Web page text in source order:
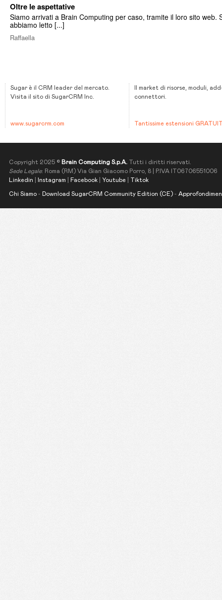
Oltre le aspettative
Siamo arrivati a Brain Computing per caso, tramite il loro sito web.
abbiamo letto [...]
Raffaella
Sugar è il CRM leader del mercato.
Visita il sito di SugarCRM Inc.
www.sugarcrm.com
Il market di risorse, moduli,
connettori.
Tantissime estensioni
Copyright 2025 © Brain Computing S.p.A. Tutti i diritti riservati.
Sede Legale: Roma (RM) Via Gian Giacomo Porro, 8 | P.IVA IT06706551006
Linkedin
Instagram Facebook Youtube Tiktok
Chi Siamo - Download SugarCRM Community Edition (CE) -